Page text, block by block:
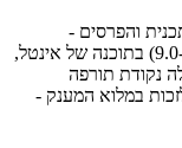
והפרסים -
. לדוגמה, על גילוי פרצה ברמה קריטית (9.0-10.0) בתוכנה של אינטל,
שיגלה נקודת תורפה
במלוא המענק -